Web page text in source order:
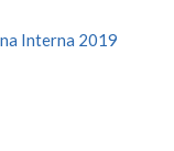
Interna 2019